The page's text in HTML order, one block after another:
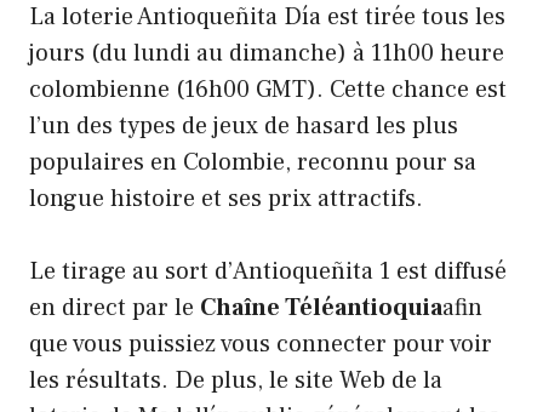
La loterie Antioqueñita Día est tirée tous les
jours (du lundi au dimanche) à 11h00 heure
colombienne (16h00 GMT). Cette chance est
l’un des types de jeux de hasard les plus
populaires en Colombie, reconnu pour sa
longue histoire et ses prix attractifs.
Le tirage au sort d’Antioqueñita 1 est diffusé
en direct par le Chaîne Téléantioquiaafin
que vous puissiez vous connecter pour voir
les résultats. De plus, le site Web de la